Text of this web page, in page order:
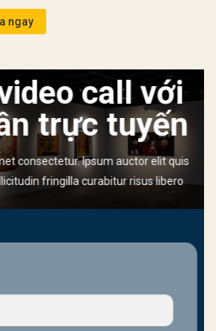
ngay
call với
trực tuyến
consectetur. Ipsum auctor elit quis
fringilla curabitur risus libero